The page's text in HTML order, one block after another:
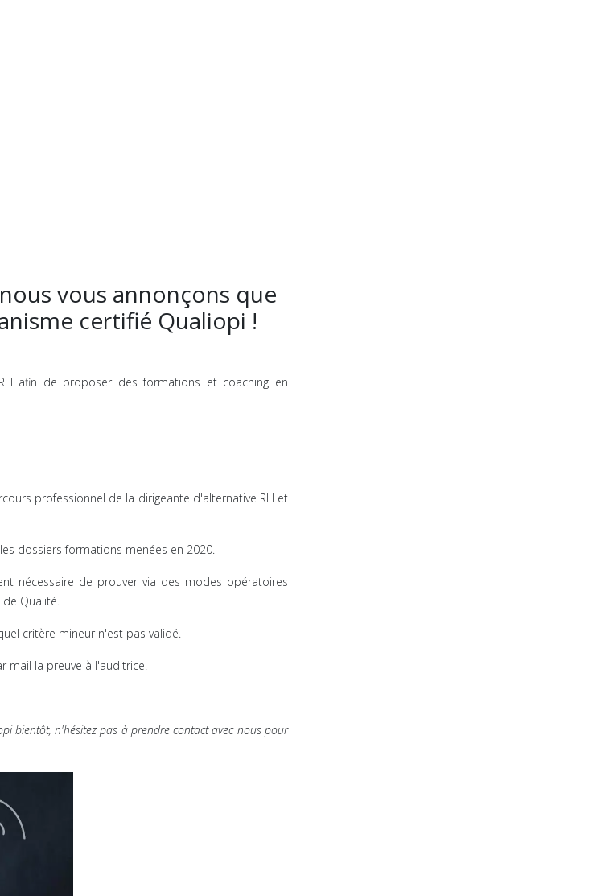
vous annonçons que
certifié Qualiopi !
afin de proposer des formations et coaching en
professionnel de la dirigeante d'alternative RH et
dossiers formations menées en 2020.
nécessaire de prouver via des modes opératoires
Qualité.
critère mineur n'est pas validé.
la preuve à l'auditrice.
bientôt, n'hésitez pas à prendre contact avec nous pour